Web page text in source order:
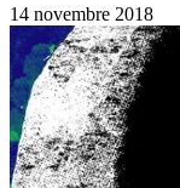
14 novembre 2018